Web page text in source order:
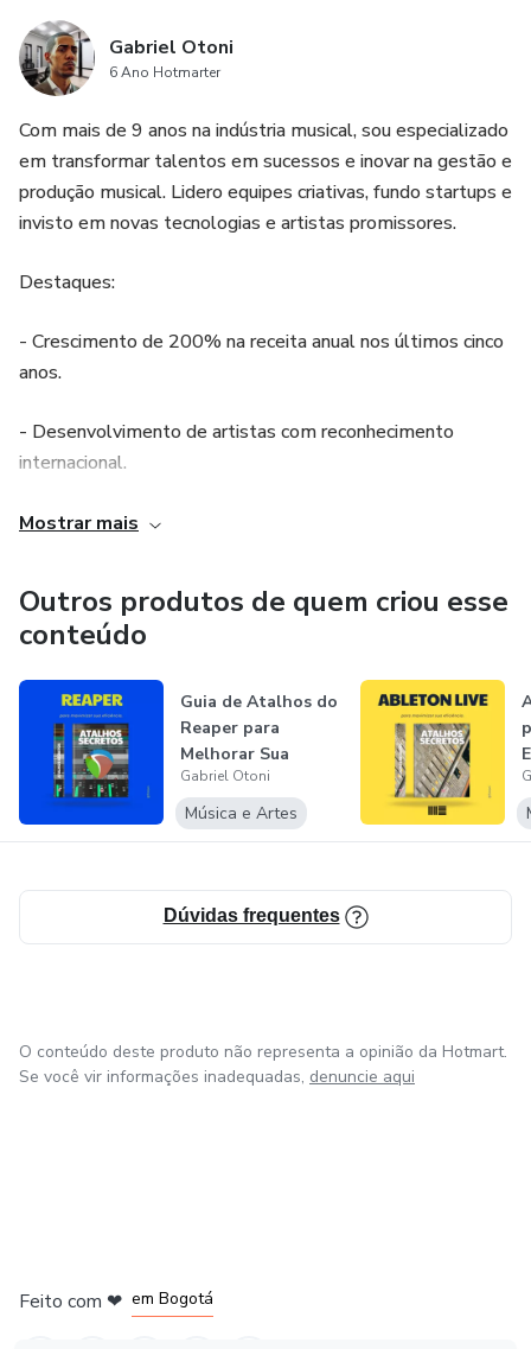
(NESSE TÓPICO VAMOS FALAR SOBRE A SUA
ESTRUTURA, SEU SISTEMA, E TRAÇAR UM
UPGRADE)
5. Auxílio estrutural para a sua estrutura, sistema e traçar
um upgrade.Gabriel Otoni
6 Ano Hotmarter
Com mais de 9 anos na indústria musical, sou especializado
em transformar talentos em sucessos e inovar na gestão e
produção musical. Lidero equipes criativas, fundo startups e
invisto em novas tecnologias e artistas promissores.
Destaques:
- Crescimento de 200% na receita anual nos últimos cinco
anos.
- Desenvolvimento de artistas com reconhecimento
internacional.
- Implementação de IA para análise de tendências e
Competências:
Gestão de Talentos
Marketing e Branding
Análise de Dados
Parcerias Estratégicas
Mostrar mais
Outros produtos de quem criou esse
conteúdo
Guia de Atalhos do
Reaper para
Melhorar Sua
Eficiência
Gabriel Otoni
Música e Artes
Dúvidas frequentes
O conteúdo deste produto não representa a opinião da Hotmart.
Se você vir informações inadequadas, denuncie aqui
Feito com ❤ em Bogotá